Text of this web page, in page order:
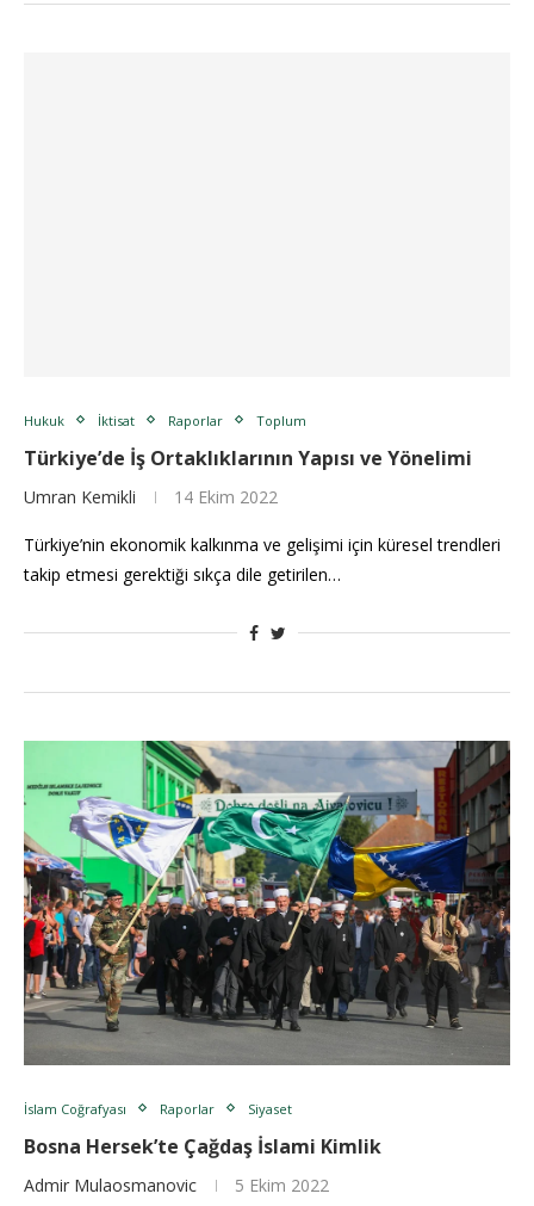
Hukuk İktisat Raporlar Toplum
Türkiye’de İş Ortaklıklarının Yapısı ve Yönelimi
Umran Kemikli 14 Ekim 2022
Türkiye’nin ekonomik kalkınma ve gelişimi için küresel trendleri
takip etmesi gerektiği sıkça dile getirilen…
İslam Coğrafyası Raporlar Siyaset
Bosna Hersek’te Çağdaş İslami Kimlik
Admir Mulaosmanovic 5 Ekim 2022